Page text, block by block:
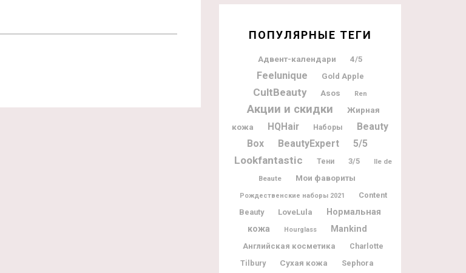
ПОПУЛЯРНЫЕ ТЕГИ
Адвент-календари 4/5
Feelunique Gold Apple
CultBeauty Asos Ren
Акции и скидки
Жирная
кожа
HQHair Наборы
Beauty
Box
BeautyExpert 5/5
Lookfantastic Тени 3/5
Ile de
Beaute
Мои фавориты
Рождественские наборы 2021
Content
Beauty
LoveLula
Нормальная
кожа
Hourglass Mankind
Английская косметика
Charlotte
Tilbury
Сухая кожа Sephora